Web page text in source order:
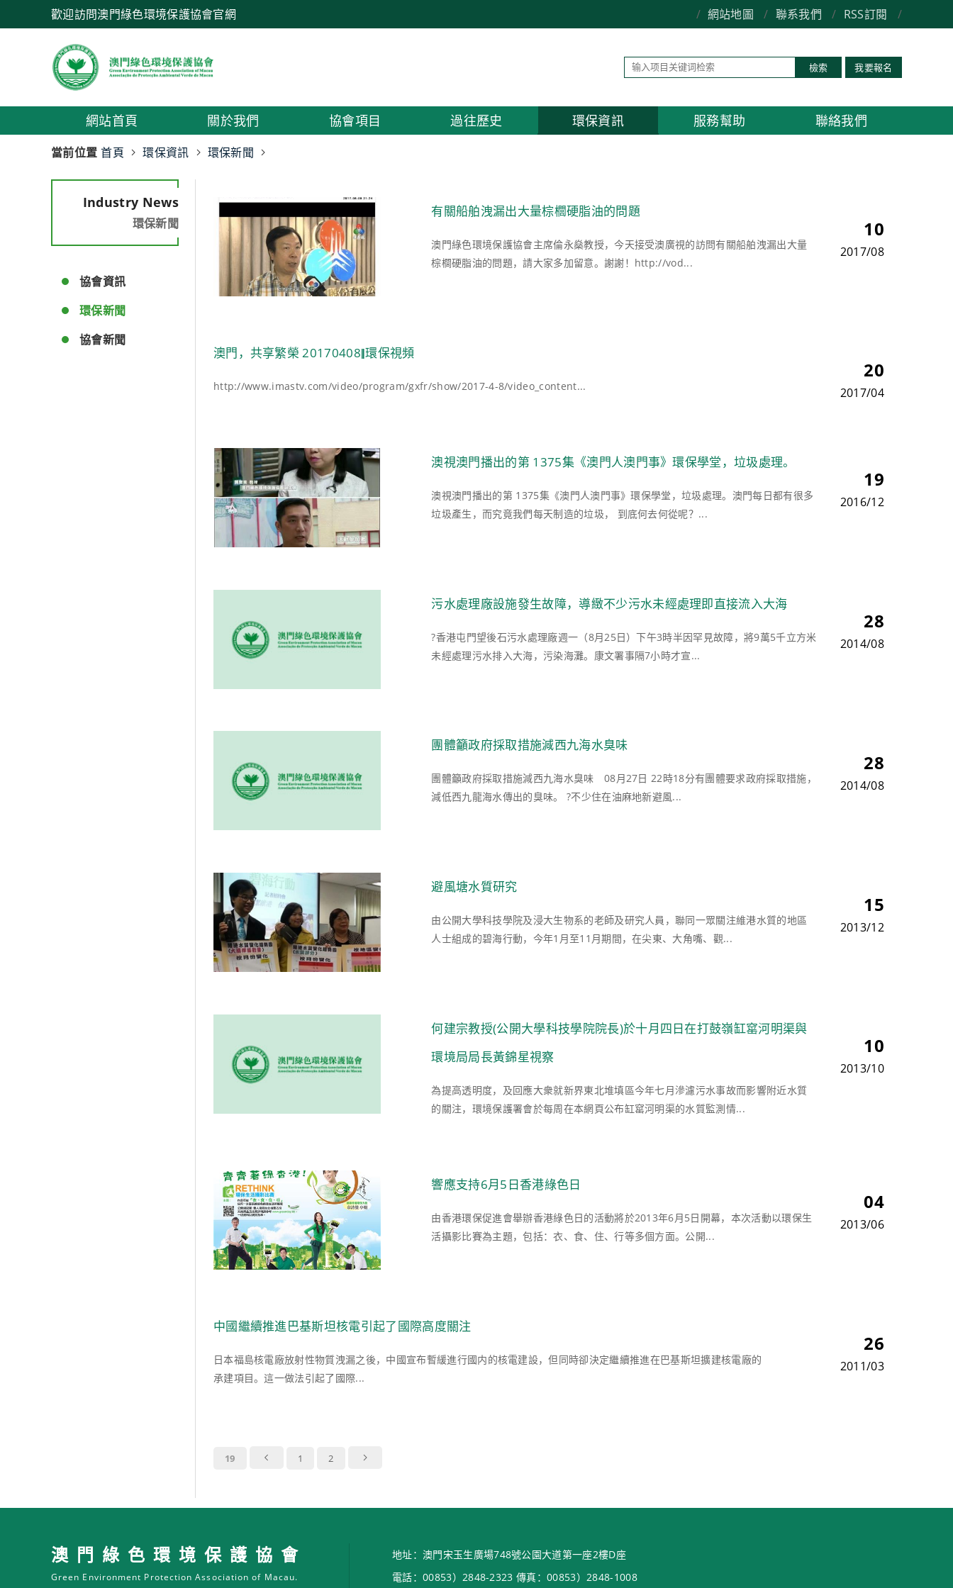
歡迎訪問澳門綠色環境保護協會官網 / 網站地圖 / 聯系我們 / RSS訂閱 /
檢索 我要報名
網站首頁 關於我們 協會項目 過往歷史 環保資訊 服務幫助 聯絡我們
當前位置 首頁 環保資訊 環保新聞
Industry News
環保新聞
協會資訊
環保新聞
協會新聞
10
2017/08
有關船舶洩漏出大量棕櫚硬脂油的問題
澳門綠色環境保護協會主席倫永燊教授，今天接受澳廣視的訪問有關船舶洩漏出大量
棕櫚硬脂油的問題，請大家多加留意。謝謝！http://vod...
20
2017/04
澳門，共享繁榮 20170408‖環保視頻
http://www.imastv.com/video/program/gxfr/show/2017-4-8/video_content...
19
2016/12
澳視澳門播出的第 1375集《澳門人澳門事》環保學堂，垃圾處理。
澳視澳門播出的第 1375集《澳門人澳門事》環保學堂，垃圾處理。澳門每日都有很多
垃圾產生，而究竟我們每天制造的垃圾， 到底何去何從呢？...
28
2014/08
污水處理廠設施發生故障，導緻不少污水未經處理即直接流入大海
?香港屯門望後石污水處理廠週一（8月25日）下午3時半因罕見故障，將9萬5千立方米
未經處理污水排入大海，污染海灘。康文署事隔7小時才宣...
28
2014/08
團體籲政府採取措施減西九海水臭味
團體籲政府採取措施減西九海水臭味 08月27日 22時18分有團體要求政府採取措施，
減低西九龍海水傳出的臭味。 ?不少住在油麻地新避風...
15
2013/12
避風塘水質研究
由公開大學科技學院及浸大生物系的老師及研究人員，聯同一眾關注維港水質的地區
人士組成的碧海行動，今年1月至11月期間，在尖東、大角嘴、觀...
10
2013/10
何建宗教授(公開大學科技學院院長)於十月四日在打鼓嶺缸窰河明渠與
環境局局長黃錦星視察
為提高透明度，及回應大衆就新界東北堆填區今年七月滲濾污水事故而影響附近水質
的關注，環境保護署會於每周在本網頁公布缸窰河明渠的水質監測情...
04
2013/06
響應支持6月5日香港綠色日
由香港環保促進會舉辦香港綠色日的活動將於2013年6月5日開幕，本次活動以環保生
活攝影比賽為主題，包括：衣、食、住、行等多個方面。公開...
26
2011/03
中國繼續推進巴基斯坦核電引起了國際高度關注
日本福島核電廠放射性物質洩漏之後，中國宣布暫緩進行國内的核電建設，但同時卻決定繼續推進在巴基斯坦擴建核電廠的
承建項目。這一做法引起了國際...
19 1 2
澳門綠色環境保護協會
Green Environment Protection Association of Macau.
地址：澳門宋玉生廣場748號公園大道第一座2樓D座
電話：00853）2848-2323 傳真：00853）2848-1008